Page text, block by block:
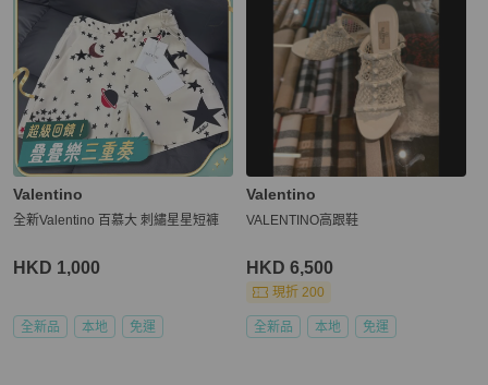
Valentino
全新Valentino 百慕大 刺繡星星短褲
HKD 1,000
全新品 本地 免運
Valentino
VALENTINO高跟鞋
HKD 6,500
現折 200
全新品 本地 免運